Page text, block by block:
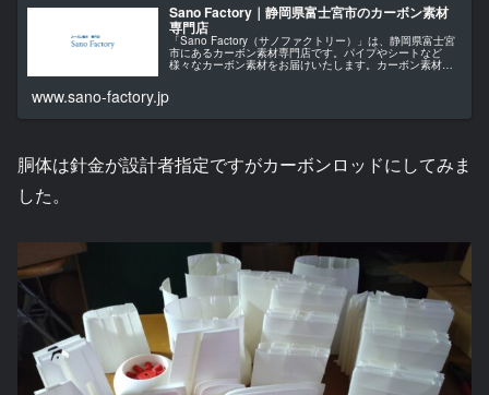
Sano Factory｜静岡県富士宮市のカーボン素材
専門店
「Sano Factory（サノファクトリー）」は、静岡県富士宮
市にあるカーボン素材専門店です。パイプやシートなど
様々なカーボン素材をお届けいたします。カーボン素材か
www.sano-factory.jp
胴体は針金が設計者指定ですがカーボンロッドにしてみま
した。